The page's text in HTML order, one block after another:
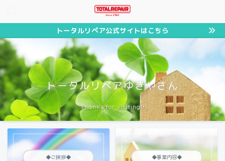
トータルリペア公式サイトはこちら
トータルリペアゆきやさん
Thanks for visiting!!
◆ご挨拶◆ ◆事業内容◆